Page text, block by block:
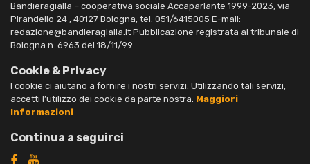
Bandieragialla – cooperativa sociale Accaparlante 1999-2023, via
Pirandello 24 , 40127 Bologna, tel. 051/6415005 E-mail:
redazione@bandieragialla.it Pubblicazione registrata al tribunale di
Bologna n. 6963 del 18/11/99
Cookie & Privacy
I cookie ci aiutano a fornire i nostri servizi. Utilizzando tali servizi,
accetti l’utilizzo dei cookie da parte nostra. Maggiori
Informazioni
Continua a seguirci